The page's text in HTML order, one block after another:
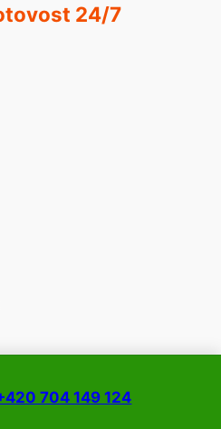
704 149 124
24/7